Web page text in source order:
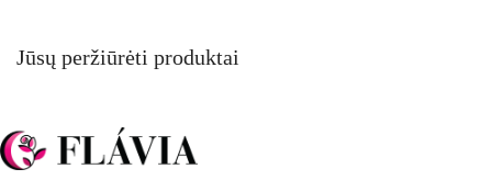
Jūsų peržiūrėti produktai